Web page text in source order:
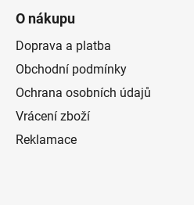
O nákupu
Doprava a platba
Obchodní podmínky
Ochrana osobních údajů
Vrácení zboží
Reklamace